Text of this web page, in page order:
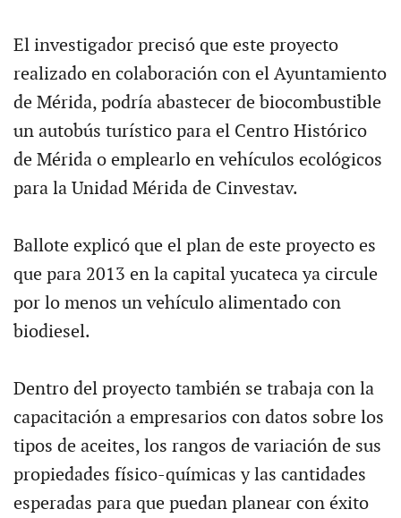
El investigador precisó que este proyecto
realizado en colaboración con el Ayuntamiento
de Mérida, podría abastecer de biocombustible
un autobús turístico para el Centro Histórico
de Mérida o emplearlo en vehículos ecológicos
para la Unidad Mérida de Cinvestav.
Ballote explicó que el plan de este proyecto es
que para 2013 en la capital yucateca ya circule
por lo menos un vehículo alimentado con
biodiesel.
Dentro del proyecto también se trabaja con la
capacitación a empresarios con datos sobre los
tipos de aceites, los rangos de variación de sus
propiedades físico-químicas y las cantidades
esperadas para que puedan planear con éxito